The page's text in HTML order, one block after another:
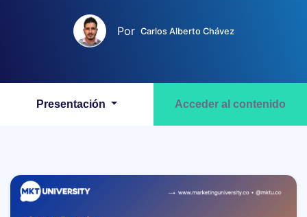
Por Carlos Alberto Chávez
Presentación Acceder al contenido